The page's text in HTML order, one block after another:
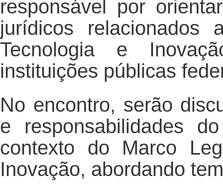
responsável por
jurídicos relacionados
Tecnologia e
instituições públicas
No encontro, serão
e responsabilidades
contexto do Marco
Inovação, abordando